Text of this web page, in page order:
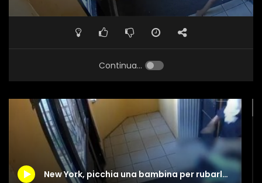
Continua...
New York, picchia una bambina per rubarle il telefono